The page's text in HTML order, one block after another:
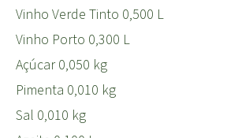
Vinho Verde Tinto 0,500 L
Vinho Porto 0,300 L
Açúcar 0,050 kg
Pimenta 0,010 kg
Sal 0,010 kg